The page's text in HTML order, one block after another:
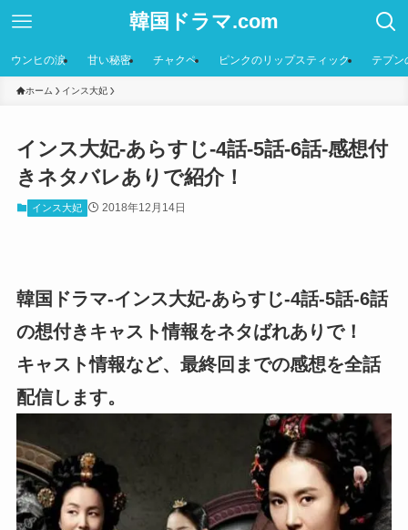
韓国ドラマ.com
ウンヒの涙 甘い秘密 チャクペ ピンクのリップスティック テプン
ホーム インス大妃
インス大妃-あらすじ-4話-5話-6話-感想付
きネタバレありで紹介！
インス大妃 2018年12月14日
韓国ドラマ-インス大妃-あらすじ-4話-5話-6話
の想付きキャスト情報をネタばれありで！
キャスト情報など、最終回までの感想を全話
配信します。